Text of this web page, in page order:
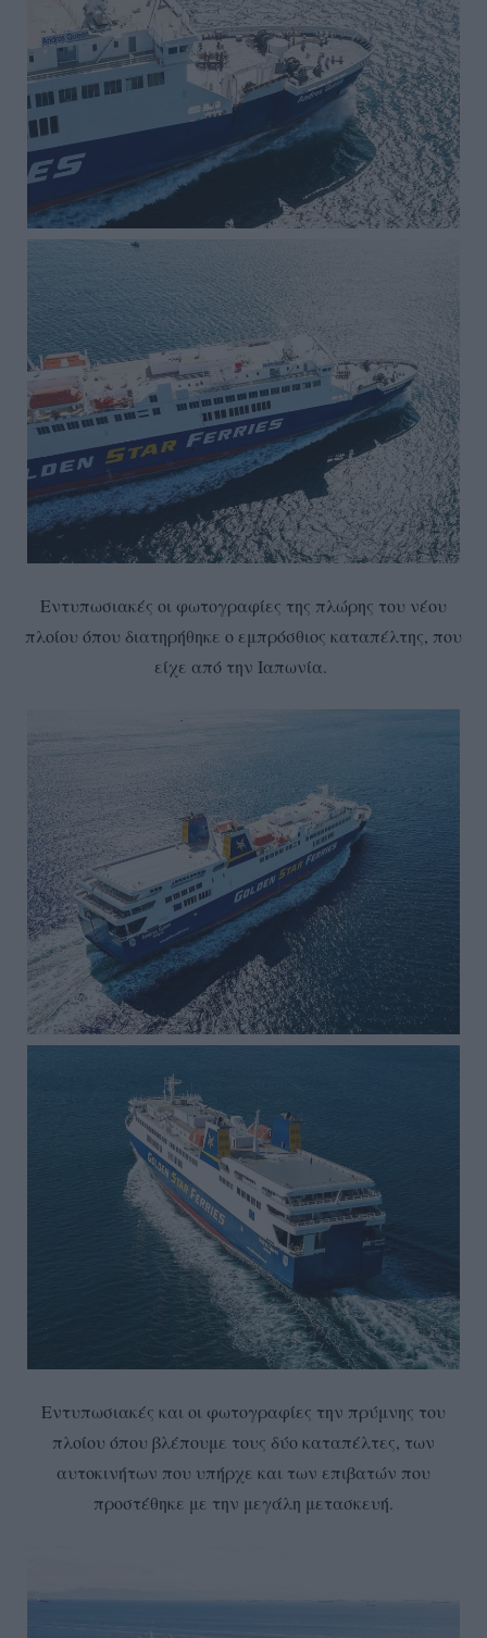
Εντυπωσιακές οι φωτογραφίες της πλώρης του νέου
πλοίου όπου διατηρήθηκε ο εμπρόσθιος καταπέλτης, που
είχε από την Ιαπωνία.
Εντυπωσιακές και οι φωτογραφίες την πρύμνης του
πλοίου όπου βλέπουμε τους δύο καταπέλτες, των
αυτοκινήτων που υπήρχε και των επιβατών που
προστέθηκε με την μεγάλη μετασκευή.